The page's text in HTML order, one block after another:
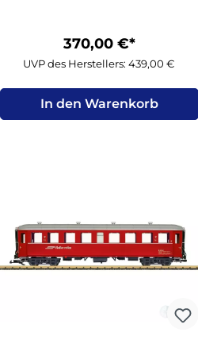
370,00 €*
UVP des Herstellers: 439,00 €
In den Warenkorb